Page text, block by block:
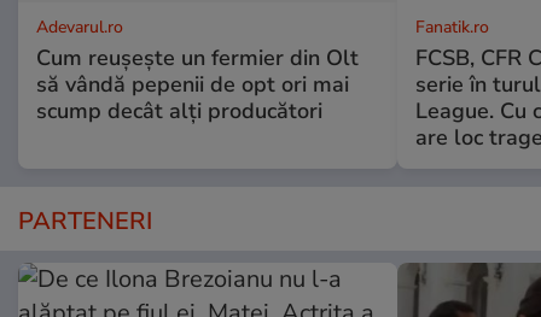
Adevarul.ro
Cum reușește un fermier din Olt
să vândă pepenii de opt ori mai
scump decât alți producători
Fanatik.ro
FCSB, CFR
serie în
League. Cu
are loc
PARTENERI